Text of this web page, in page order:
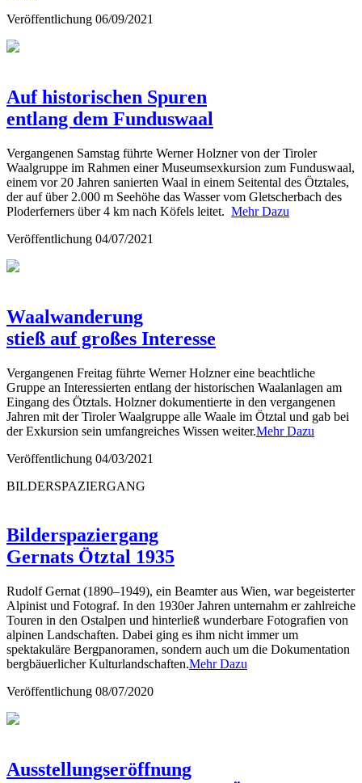
Veröffentlichung 06/09/2021
Auf historischen Spuren
entlang dem Funduswaal
Vergangenen Samstag führte Werner Holzner von der Tiroler
Waalgruppe im Rahmen einer Museumsexkursion zum Funduswaal,
einem vor 20 Jahren sanierten Waal in einem Seitental des Ötztales,
der auf über 2.000 m Seehöhe das Wasser vom Gletscherbach des
Ploderferners über 4 km nach Köfels leitet. Mehr Dazu
Veröffentlichung 04/07/2021
Waalwanderung
stieß auf großes Interesse
Vergangenen Freitag führte Werner Holzner eine beachtliche
Gruppe an Interessierten entlang der historischen Waalanlagen am
Eingang des Ötztals. Holzner dokumentierte in den vergangenen
Jahren mit der Tiroler Waalgruppe alle Waale im Ötztal und gab bei
der Exkursion sein umfangreiches Wissen weiter.Mehr Dazu
Veröffentlichung 04/03/2021
BILDERSPAZIERGANG
Bilderspaziergang
Gernats Ötztal 1935
Rudolf Gernat (1890–1949), ein Beamter aus Wien, war begeisterter
Alpinist und Fotograf. In den 1930er Jahren unternahm er zahlreiche
Touren in den Ostalpen und hinterließ wunderbare Fotografien von
alpinen Landschaften. Dabei ging es ihm nicht immer um
spektakuläre Bergpanoramen, sondern auch um die Dokumentation
bergbäuerlicher Kulturlandschaften.Mehr Dazu
Veröffentlichung 08/07/2020
Ausstellungseröffnung